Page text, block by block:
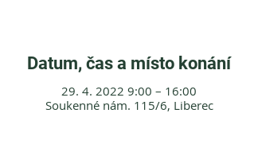
Datum, čas a místo konání
29. 4. 2022 9:00 – 16:00
Soukenné nám. 115/6, Liberec